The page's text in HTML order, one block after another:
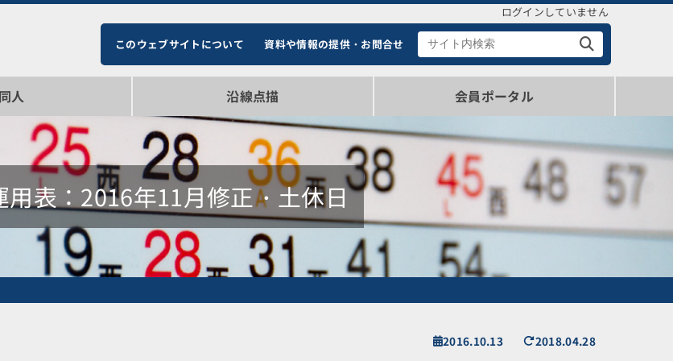
ログインしていません
このウェブサイトについて 資料や情報の提供・お問合せ
同人
情報
沿線点描 会員ポータル
ポータル（ログイン・情報確認）
登録会員概要（新規登録）
用表：2016年11月修正・土休日
2016.10.13 2018.04.28